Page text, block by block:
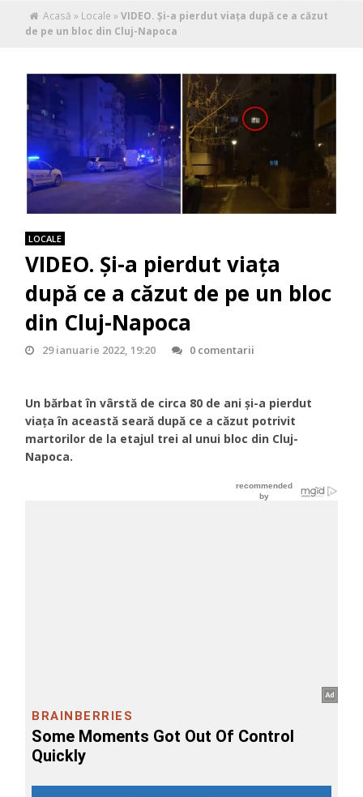
Acasă » Locale »VIDEO. Și-a pierdut viața după ce a căzut
de pe un bloc din Cluj-Napoca
LOCALE
VIDEO. Și-a pierdut viața
după ce a căzut de pe un bloc
din Cluj-Napoca
29 ianuarie 2022, 19:20 0 comentarii
Un bărbat în vârstă de circa 80 de ani și-a pierdut
viața în această seară după ce a căzut potrivit
martorilor de la etajul trei al unui bloc din Cluj-
Napoca.